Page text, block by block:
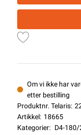
Om vi ikke har
etter bestilling
Produktnr. Telaris:
Artikkel: 18665
Kategorier: D4-